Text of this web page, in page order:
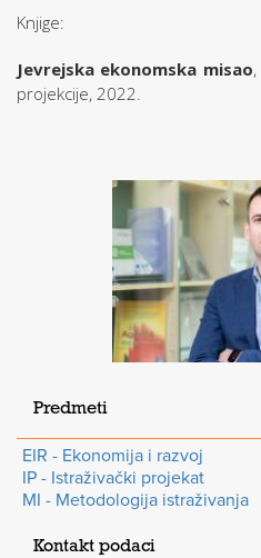
Knjige:
Jevrejska ekonomska misao
projekcije, 2022.
Predmeti
EIR - Ekonomija i razvoj
IP - Istraživački projekat
MI - Metodologija istraživanja
Kontakt podaci